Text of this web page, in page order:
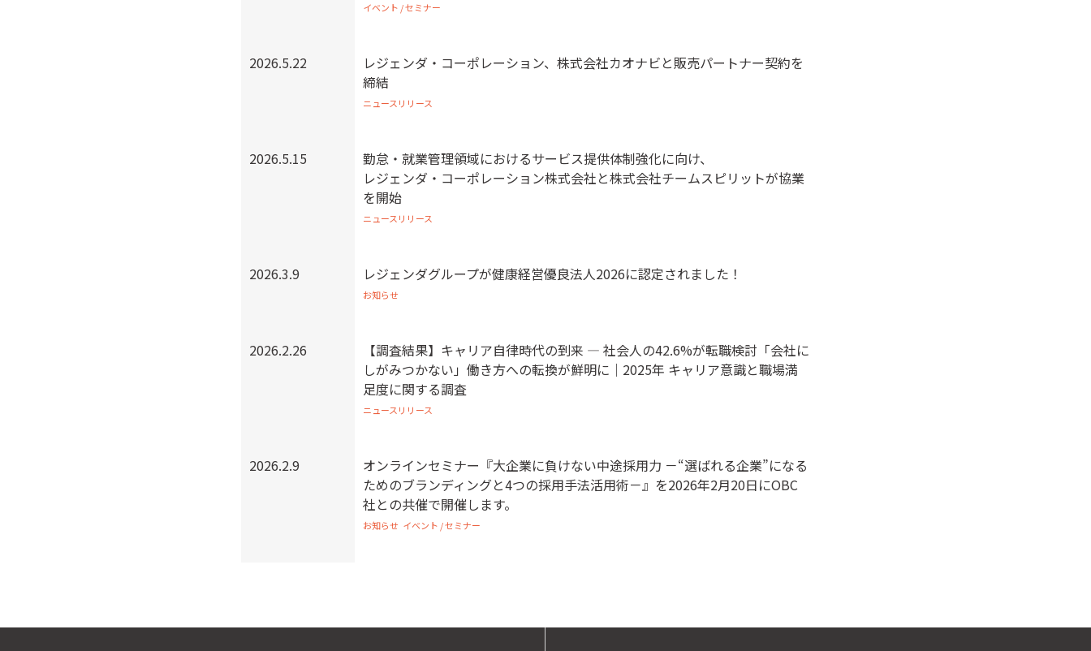
イベント / セミナー
2026.5.22
レジェンダ・コーポレーション、株式会社カオナビと販売パートナー契約を
締結
ニュースリリース
2026.5.15
勤怠・就業管理領域におけるサービス提供体制強化に向け、
レジェンダ・コーポレーション株式会社と株式会社チームスピリットが協業
を開始
ニュースリリース
2026.3.9 レジェンダグループが健康経営優良法人2026に認定されました！
お知らせ
2026.2.26
【調査結果】キャリア自律時代の到来 ― 社会人の42.6%が転職検討「会社に
しがみつかない」働き方への転換が鮮明に｜2025年 キャリア意識と職場満
足度に関する調査
ニュースリリース
2026.2.9
オンラインセミナー『大企業に負けない中途採用力 －“選ばれる企業”になる
ためのブランディングと4つの採用手法活用術－』を2026年2月20日にOBC
社との共催で開催します。
お知らせ イベント / セミナー